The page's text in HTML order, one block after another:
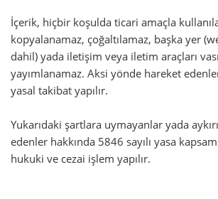
İçerik, hiçbir koşulda ticari amaçla
kopyalanamaz, çoğaltılamaz, başka yer
dahil) yada iletişim veya iletim araçları
yayımlanamaz. Aksi yönde hareket
yasal takibat yapılır.
Yukarıdaki şartlara uymayanlar yada
edenler hakkında 5846 sayılı yasa
hukuki ve cezai işlem yapılır.